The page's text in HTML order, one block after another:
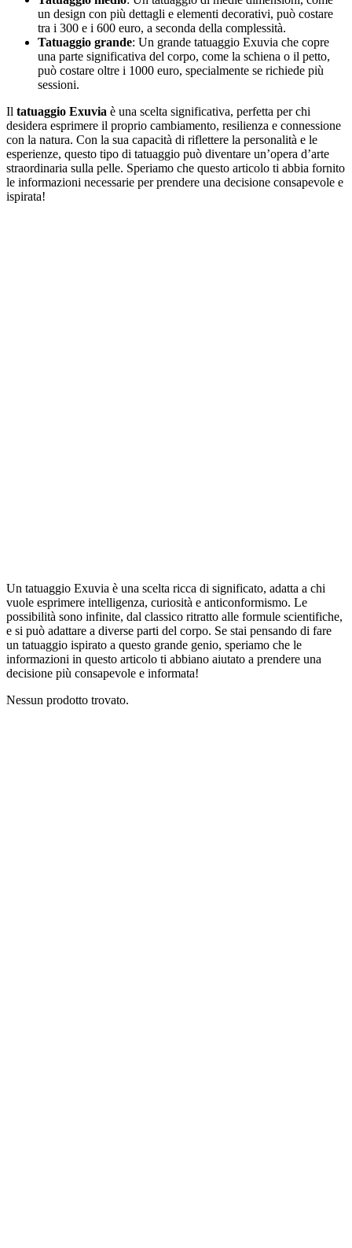
un design con più dettagli e elementi decorativi, può costare
tra i 300 e i 600 euro, a seconda della complessità.
Tatuaggio grande: Un grande tatuaggio Exuvia che copre
una parte significativa del corpo, come la schiena o il petto,
può costare oltre i 1000 euro, specialmente se richiede più
sessioni.
Il tatuaggio Exuvia è una scelta significativa, perfetta per chi
desidera esprimere il proprio cambiamento, resilienza e connessione
con la natura. Con la sua capacità di riflettere la personalità e le
esperienze, questo tipo di tatuaggio può diventare un’opera d’arte
straordinaria sulla pelle. Speriamo che questo articolo ti abbia fornito
le informazioni necessarie per prendere una decisione consapevole e
ispirata!
Un tatuaggio Exuvia è una scelta ricca di significato, adatta a chi
vuole esprimere intelligenza, curiosità e anticonformismo. Le
possibilità sono infinite, dal classico ritratto alle formule scientifiche,
e si può adattare a diverse parti del corpo. Se stai pensando di fare
un tatuaggio ispirato a questo grande genio, speriamo che le
informazioni in questo articolo ti abbiano aiutato a prendere una
decisione più consapevole e informata!
Nessun prodotto trovato.